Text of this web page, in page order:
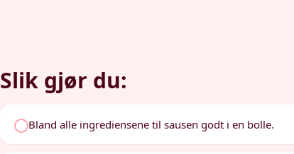
Slik gjør du:
Bland alle ingrediensene til sausen godt i en bolle.